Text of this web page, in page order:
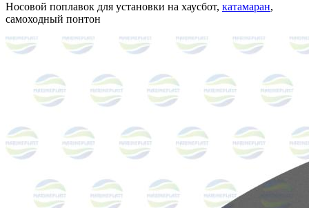
Носовой поплавок для установки на хаусбот, катамаран,
самоходный понтон